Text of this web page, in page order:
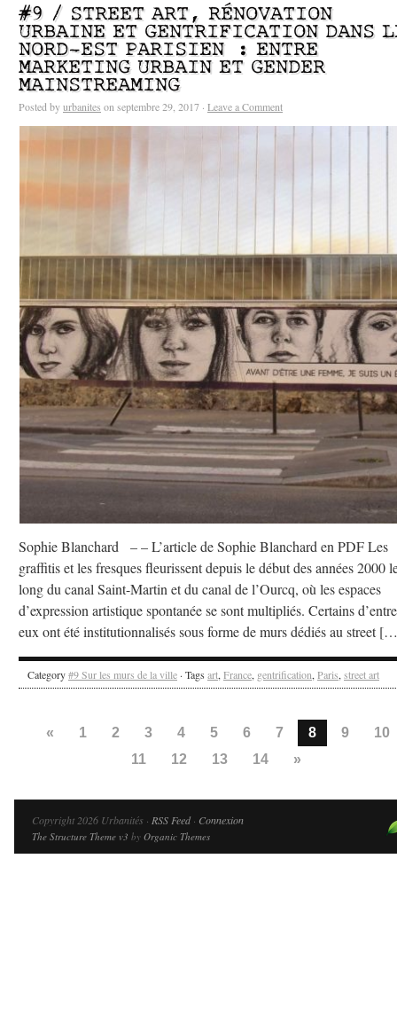
#9 / STREET ART, RÉNOVATION
URBAINE ET GENTRIFICATION DANS
NORD-EST PARISIEN : ENTRE
MARKETING URBAIN ET GENDER
MAINSTREAMING
Posted byurbanites on septembre 29, 2017 · Leave a Comment
Sophie Blanchard – – L’article de Sophie Blanchard en PDF Les
graffitis et les fresques fleurissent depuis le début des années 2000
long du canal Saint-Martin et du canal de l’Ourcq, où les espaces
d’expression artistique spontanée se sont multipliés. Certains d’entre
eux ont été institutionnalisés sous forme de murs dédiés au street
Category#9 Sur les murs de la ville · Tags art, France, gentrification, Paris, street art
« 1 2 3 4 5 6 7 8 9
10
11
12 13 14 »
Copyright 2026 Urbanités · RSS Feed· Connexion
The Structure Theme v3 by Organic Themes